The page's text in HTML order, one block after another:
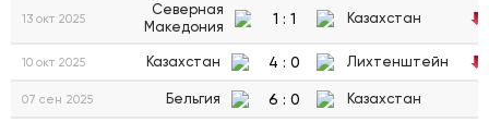
13 окт 2025
Северная
Македония
1 : 1 Казахстан
10 окт 2025 Казахстан 4 : 0 Лихтенштейн
07 сен 2025 Бельгия 6 : 0 Казахстан